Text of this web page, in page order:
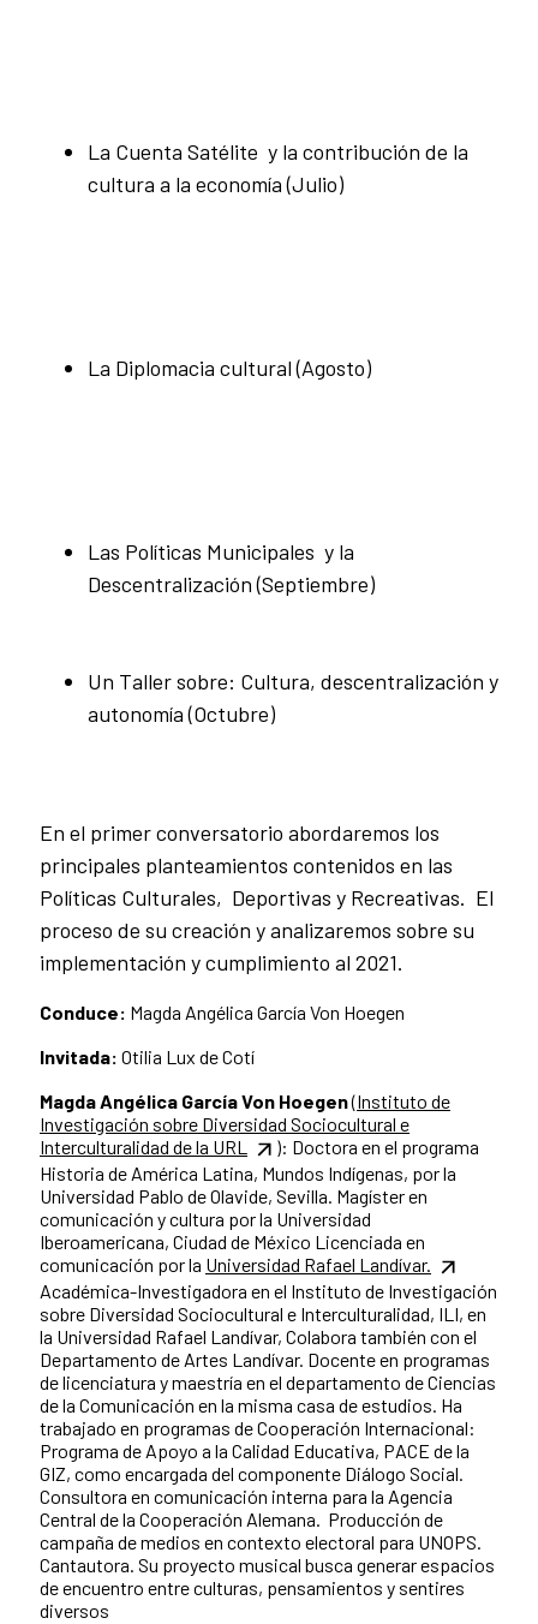
La Cuenta Satélite y la contribución de la
cultura a la economía (Julio)
La Diplomacia cultural (Agosto)
Las Políticas Municipales y la
Descentralización (Septiembre)
Un Taller sobre: Cultura, descentralización y
autonomía (Octubre)
En el primer conversatorio abordaremos los
principales planteamientos contenidos en las
Políticas Culturales, Deportivas y Recreativas. El
proceso de su creación y analizaremos sobre su
implementación y cumplimiento al 2021.
Conduce: Magda Angélica García Von Hoegen
Invitada: Otilia Lux de Cotí
Magda Angélica García Von Hoegen(Instituto de
Investigación sobre Diversidad Sociocultural e
Interculturalidad de la URL
): Doctora en el programa
Historia de América Latina, Mundos Indígenas, por la
Universidad Pablo de Olavide, Sevilla. Magíster en
comunicación y cultura por la Universidad
Iberoamericana, Ciudad de México Licenciada en
comunicación por la Universidad Rafael Landívar.
Académica-Investigadora en el Instituto de Investigación
sobre Diversidad Sociocultural e Interculturalidad, ILI, en
la Universidad Rafael Landívar, Colabora también con el
Departamento de Artes Landívar. Docente en programas
de licenciatura y maestría en el departamento de Ciencias
de la Comunicación en la misma casa de estudios. Ha
trabajado en programas de Cooperación Internacional:
Programa de Apoyo a la Calidad Educativa, PACE de la
GIZ, como encargada del componente Diálogo Social.
Consultora en comunicación interna para la Agencia
Central de la Cooperación Alemana. Producción de
campaña de medios en contexto electoral para UNOPS.
Cantautora. Su proyecto musical busca generar espacios
de encuentro entre culturas, pensamientos y sentires
diversos